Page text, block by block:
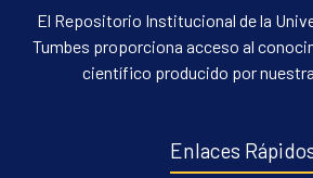
El Repositorio Institucional de la
Tumbes proporciona acceso al
científico producido por
Enlaces